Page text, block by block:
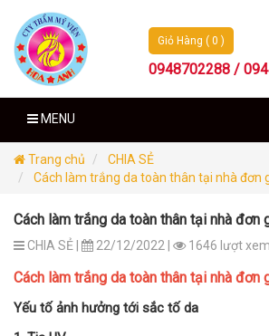
Giỏ Hàng ( 0 )
0948702288 /
MENU
Trang chủ
CHIA SẺ
Cách làm trắng da toàn thân tại nhà đơn
Cách làm trắng da toàn thân tại nhà đơn
CHIA SẺ | 22/12/2022 | 1646 lượt xem
Cách làm trắng da toàn thân tại nhà đơn
Yếu tố ảnh hưởng tới sắc tố da